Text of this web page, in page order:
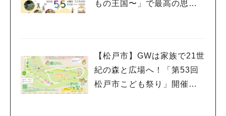
もの王国〜」で最高の思い
【松戸市】GWは家族で21世
紀の森と広場へ！「第53回
松戸市こども祭り」開催（5/
#カフェ#スイーツ #パン#カレー#柏駅
#イベント#公園#教えたい／教えて投稿記事
#教えたい/こんなの見つけた